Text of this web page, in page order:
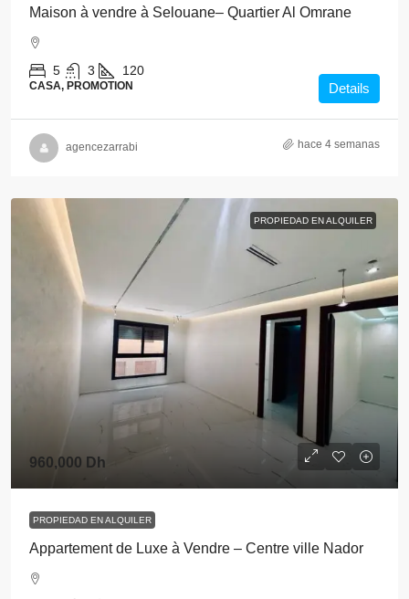
Maison à vendre à Selouane– Quartier Al Omrane
5 3 120
CASA, PROMOTION Details
agencezarrabi hace 4 semanas
PROPIEDAD EN ALQUILER
960,000 Dh
PROPIEDAD EN ALQUILER
Appartement de Luxe à Vendre – Centre ville Nador